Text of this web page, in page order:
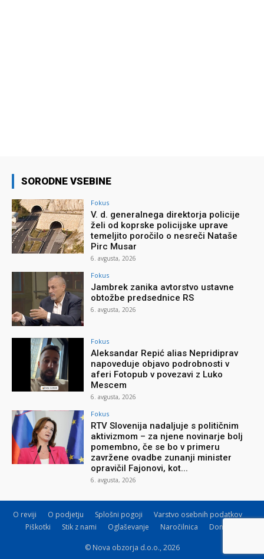
SORODNE VSEBINE
Fokus
V. d. generalnega direktorja policije
želi od koprske policijske uprave
temeljito poročilo o nesreči Nataše
Pirc Musar
6. avgusta, 2026
Fokus
Jambrek zanika avtorstvo ustavne
obtožbe predsednice RS
6. avgusta, 2026
Fokus
Aleksandar Repić alias Nepridiprav
napoveduje objavo podrobnosti v
aferi Fotopub v povezavi z Luko
Mescem
6. avgusta, 2026
Fokus
RTV Slovenija nadaljuje s političnim
aktivizmom – za njene novinarje bolj
pomembno, če se bo v primeru
zavržene ovadbe zunanji minister
opravičil Fajonovi, kot...
6. avgusta, 2026
O reviji O podjetju Splošni pogoji
Varstvo osebnih podatkov
Piškotki
Stik z nami Oglaševanje Naročilnica Donacije
© Nova obzorja d.o.o., 2026